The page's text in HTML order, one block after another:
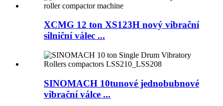
XCMG 12 ton XS123H nový vibrační
silniční válec ...
SINOMACH 10tunové jednobubnové
vibrační válce ...